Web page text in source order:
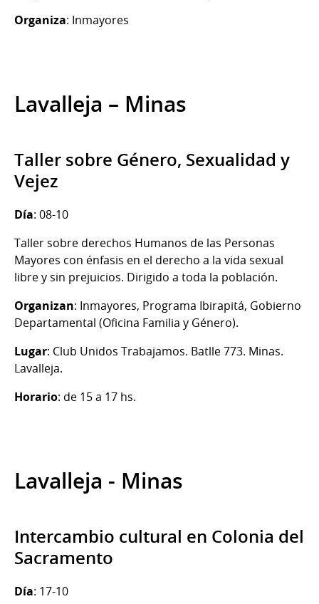
Organiza: Inmayores
Lavalleja – Minas
Taller sobre Género, Sexualidad y
Vejez
Día: 08-10
Taller sobre derechos Humanos de las Personas
Mayores con énfasis en el derecho a la vida sexual
libre y sin prejuicios. Dirigido a toda la población.
Organizan: Inmayores, Programa Ibirapitá, Gobierno
Departamental (Oficina Familia y Género).
Lugar: Club Unidos Trabajamos. Batlle 773. Minas.
Lavalleja.
Horario: de 15 a 17 hs.
Lavalleja - Minas
Intercambio cultural en Colonia del
Sacramento
Día: 17-10